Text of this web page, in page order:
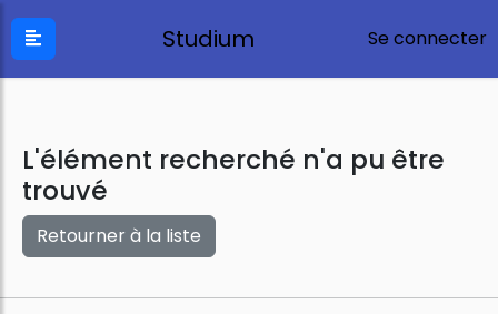
Studium Se connecter
L'élément recherché n'a pu être
trouvé
Retourner à la liste